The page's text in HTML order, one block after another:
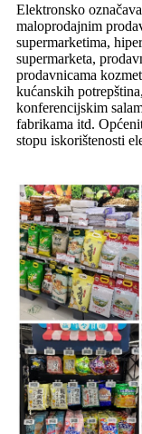
Elektronsko
maloprodajnim
supermarketima,
supermarketa,
prodavnicama
kućanskih
konferencijskim
fabrikama itd.
stopu iskorištenosti